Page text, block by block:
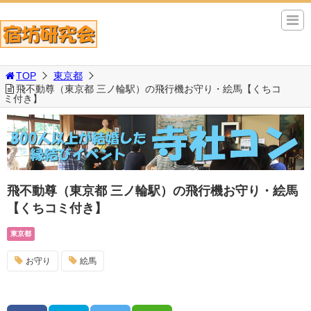
TOP
東京都
飛不動尊（東京都 三ノ輪駅）の飛行機お守り・絵馬【くちコ
ミ付き】
飛不動尊（東京都 三ノ輪駅）の飛行機お守り・絵馬
【くちコミ付き】
東京都
お守り 絵馬